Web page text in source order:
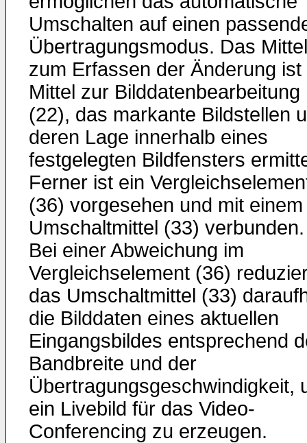
Umschalten auf einen
Übertragungsmodus. Das Mittel
zum Erfassen der Änderung ist
Mittel zur Bilddatenbearbeitung
(22), das markante Bildstellen
deren Lage innerhalb eines
festgelegten Bildfensters
Ferner ist ein
(36) vorgesehen und mit einem
Umschaltmittel (33) verbunden.
Bei einer Abweichung im
Vergleichselement (36)
das Umschaltmittel (33)
die Bilddaten eines aktuellen
Eingangsbildes entsprechend
Bandbreite und der
Übertragungsgeschwindigkeit,
ein Livebild für das Video-
Conferencing zu erzeugen.